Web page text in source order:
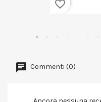
Commenti (0)